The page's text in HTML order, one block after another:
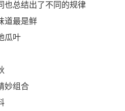
也总结出了不同的规律
道最是鲜
瓜叶
妙组合